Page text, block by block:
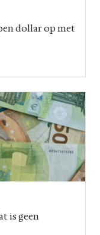
dollar op met
is geen